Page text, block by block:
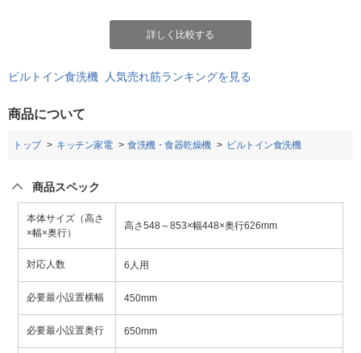
詳しく比較する
ビルトイン食洗機 人気売れ筋ランキングを見る
商品について
トップ キッチン家電 食洗機・食器乾燥機 ビルトイン食洗機
商品スペック
本体サイズ（高さ
×幅×奥行）
高さ548～853×幅448×奥行626mm
対応人数 6人用
必要最小設置横幅 450mm
必要最小設置奥行 650mm